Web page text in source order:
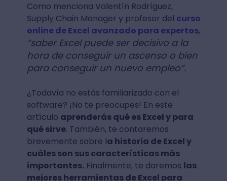
Como menciona Valentín Rodríguez,
Supply Chain Manager y profesor del curso
online de Excel avanzado para expertos,
“saber Excel puede ser decisivo a la
hora de conseguir un ascenso o bien
para conseguir un nuevo empleo”.
¿Todavía no estás familiarizado con el
software? ¡No te preocupes! En este
artículo aprenderás qué es Excel y para
qué sirve. También, te contaremos
brevemente sobre la historia de Excel y
cuáles son sus características más
importantes.Finalmente, te daremos las
mejores herramientas de Excel para